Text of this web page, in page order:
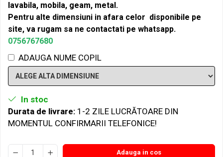
lavabila, mobila, geam, metal.
Pentru alte dimensiuni in afara celor disponibile pe
site, va rugam sa ne contactati pe whatsapp.
0756767680
ADAUGA NUME COPIL
In stoc
Durata de livrare: 1-2 ZILE LUCRĂTOARE DIN
MOMENTUL CONFIRMARII TELEFONICE!
Adauga in cos